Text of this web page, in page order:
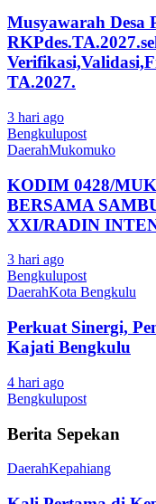
Musyawarah Desa
TA.2027.
3 hari ago
Bengkulupost
DaerahMukomuko
KODIM 0428/
BERSAMA
XXI/RADIN
3 hari ago
Bengkulupost
DaerahKota Bengkulu
Perkuat Sinergi,
Kajati Bengkulu
4 hari ago
Bengkulupost
Berita Sepekan
DaerahKepahiang